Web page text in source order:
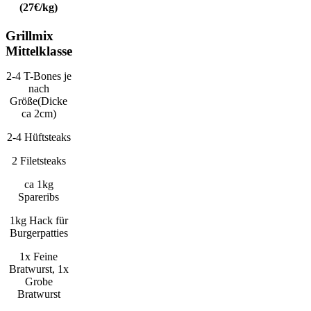
(27€/kg)
Grillmix
Mittelklasse
2-4 T-Bones je
nach
Größe(Dicke
ca 2cm)
2-4 Hüftsteaks
2 Filetsteaks
ca 1kg
Spareribs
1kg Hack für
Burgerpatties
1x Feine
Bratwurst, 1x
Grobe
Bratwurst